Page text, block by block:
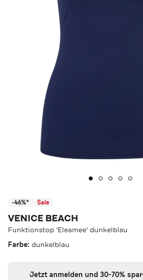
-46%* Sale
VENICE BEACH
Funktionstop 'Eleamee' dunkelblau
Farbe: dunkelblau
Jetzt anmelden und 30-70%